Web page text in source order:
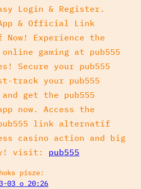
Login & Register.
App & Official Link
Experience the
gaming at pub555
Secure your pub555
track your pub555
get the pub555
now. Access the
link alternatif
casino action and big
visit: pub555
pisze:
03 o 20:26